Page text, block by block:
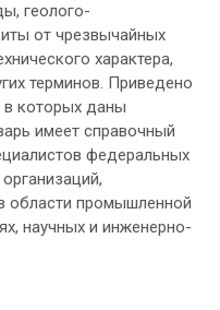
геолого-
от чрезвычайных
характера,
терминов. Приведено
которых даны
имеет справочный
федеральных
области промышленной
научных и инженерно-